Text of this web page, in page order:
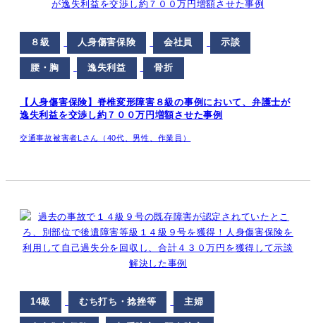
８級 人身傷害保険 会社員 示談
腰・胸 逸失利益 骨折
【人身傷害保険】脊椎変形障害８級の事例において、弁護士が
逸失利益を交渉し約７００万円増額させた事例
交通事故被害者Lさん（40代、男性、作業員）
14級 むち打ち・捻挫等 主婦